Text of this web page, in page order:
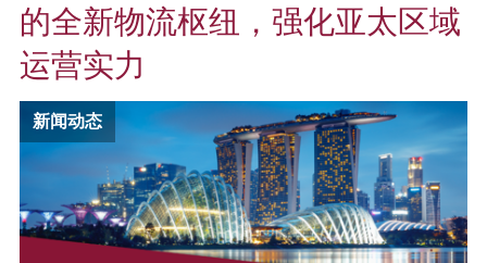
的全新物流枢纽，强化亚太区域
运营实力
新闻动态